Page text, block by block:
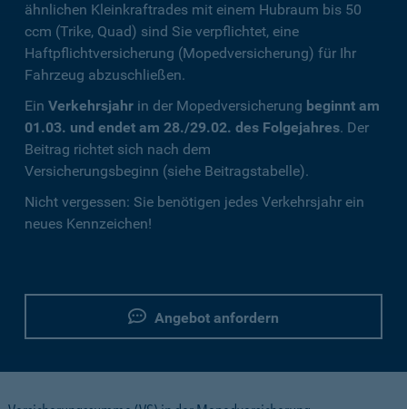
ähnlichen Kleinkraftrades mit einem Hubraum bis 50
ccm (Trike, Quad) sind Sie verpflichtet, eine
Haftpflichtversicherung (Mopedversicherung) für Ihr
Fahrzeug abzuschließen.
Ein Verkehrsjahr in der Mopedversicherung beginnt am
01.03. und endet am 28./29.02. des Folgejahres. Der
Beitrag richtet sich nach dem
Versicherungsbeginn (siehe Beitragstabelle).
Nicht vergessen: Sie benötigen jedes Verkehrsjahr ein
neues Kennzeichen!
Angebot anfordern